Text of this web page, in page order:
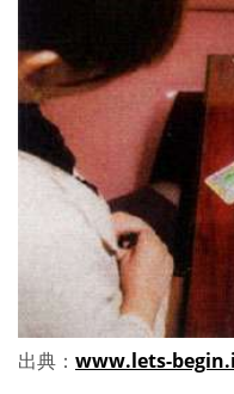
出典： www.lets-